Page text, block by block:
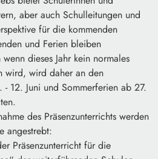
aber auch Schulleitungen und
für die kommenden
und Ferien bleiben
dieses Jahr kein normales
wird, wird daher an den
12. Juni und Sommerferien ab 27.
des Präsenzunterrichts werden
angestrebt:
Präsenzunterricht für die